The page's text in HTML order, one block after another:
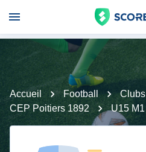
Accueil Football Clubs
CEP Poitiers 1892
U15 M1